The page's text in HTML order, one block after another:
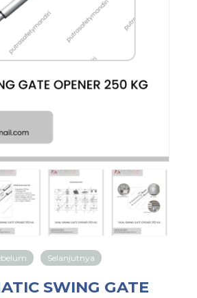
Selanjutnya
SWING GATE